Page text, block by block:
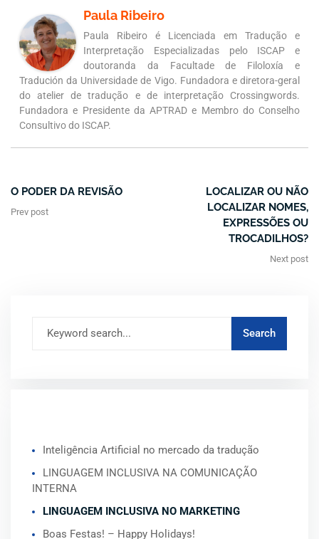
Paula Ribeiro
Paula Ribeiro é Licenciada em Tradução e
Interpretação Especializadas pelo ISCAP e
doutoranda da Facultade de Filoloxía e
Tradución da Universidade de Vigo. Fundadora e diretora-geral
do atelier de tradução e de interpretação Crossingwords.
Fundadora e Presidente da APTRAD e Membro do Conselho
Consultivo do ISCAP.
O PODER DA REVISÃO
Prev post
LOCALIZAR OU NÃO
LOCALIZAR NOMES,
EXPRESSÕES OU
TROCADILHOS?
Next post
Inteligência Artificial no mercado da tradução
LINGUAGEM INCLUSIVA NA COMUNICAÇÃO
INTERNA
LINGUAGEM INCLUSIVA NO MARKETING
Boas Festas! – Happy Holidays!